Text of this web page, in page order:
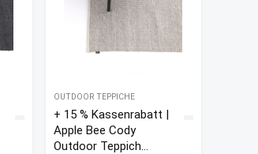
OUTDOOR TEPPICHE
+ 15 % Kassenrabatt |
Apple Bee Cody
Outdoor Teppich